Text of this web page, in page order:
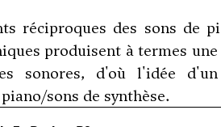
réciproques des sons de
produisent à termes
sonores, d'où l'idée
sons de synthèse.